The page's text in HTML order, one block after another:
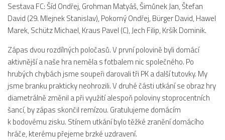
2015/16
2016/17
B tým
Zápasy MB 2026/27
Hráči
Realizační tým
Historie MB
Sestava FC: Šíd Ondřej, Grohman Matyáš, Šimůnek Jan, Štefan
David (29. Mlejnek Stanislav), Pokorný Ondřej, Bürger David, Hawel
Marek, Schütz Michael, Kraus Pavel (C), Jech Filip, Kršík Dominik.
Zápas dvou rozdílných poločasů. V první polovině byli domácí
aktivnější a naše hra neměla s fotbalem nic společného. Po
hrubých chybách jsme soupeři darovali tři PK a další tutovky. My
jsme branku prakticky neohrozili. V druhé části utkání se obraz hry
diametrálně změnil a při využití alespoň poloviny stoprocentních
šancí, by zápas skončil remízou. Gratulujeme domácím
k bodovému zisku. Stínem utkání bylo těžké zranění domácího
hráče, kterému přejeme brzké uzdravení.